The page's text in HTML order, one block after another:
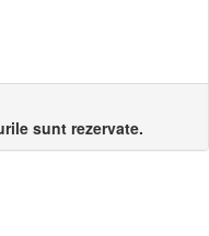
sunt rezervate.